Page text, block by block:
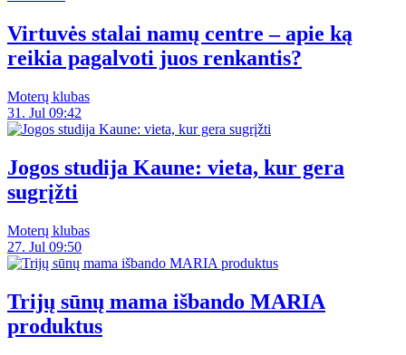
Virtuvės stalai namų centre – apie ką
reikia pagalvoti juos renkantis?
Moterų klubas
31. Jul 09:42
Jogos studija Kaune: vieta, kur gera
sugrįžti
Moterų klubas
27. Jul 09:50
Trijų sūnų mama išbando MARIA
produktus